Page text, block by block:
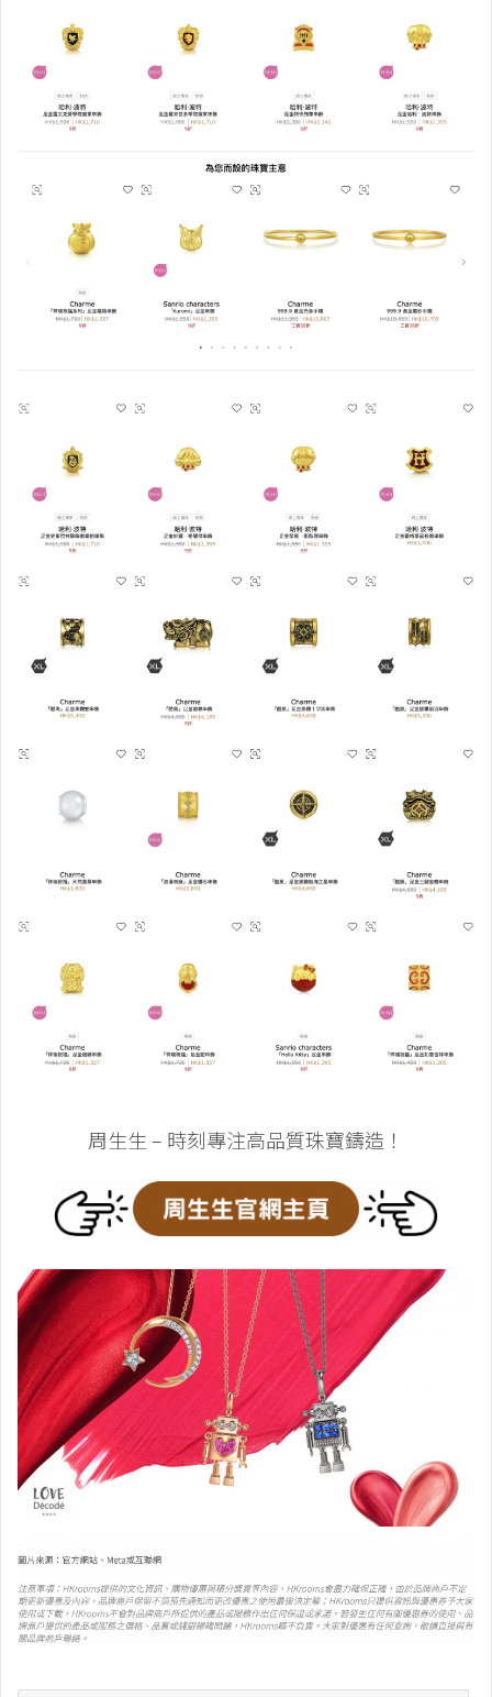
周生生 – 時刻專注高品質珠寶鑄造！